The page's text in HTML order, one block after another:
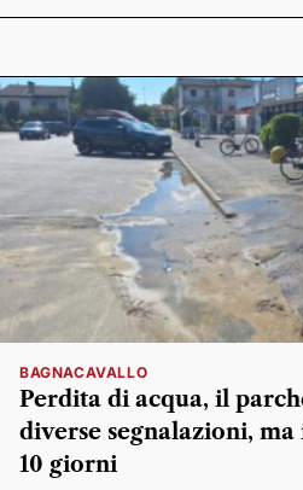
BAGNACAVALLO
Perdita di acqua, il
diverse segnalazioni,
10 giorni